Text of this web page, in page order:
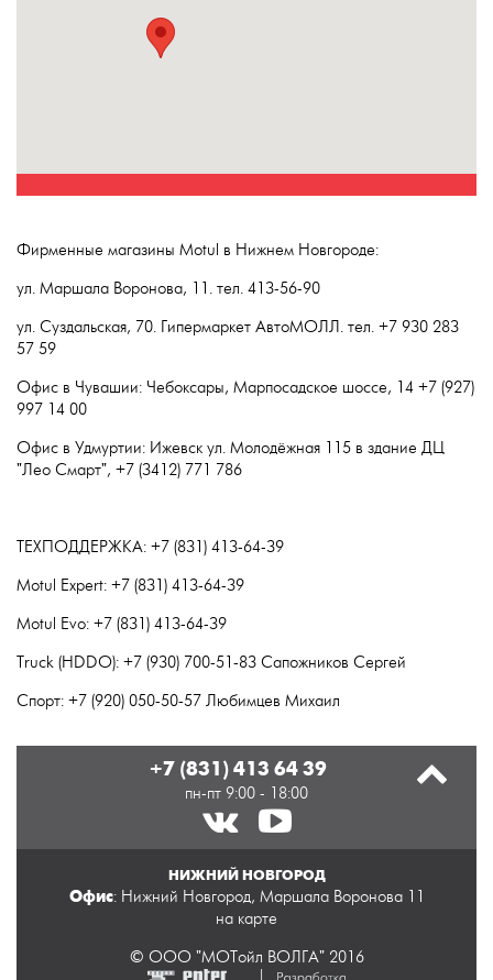
Фирменные магазины Motul в Нижнем Новгороде:
ул. Маршала Воронова, 11. тел. 413-56-90
ул. Суздальская, 70. Гипермаркет АвтоМОЛЛ. тел. +7 930 283
57 59
Офис в Чувашии: Чебоксары, Марпосадское шоссе, 14 +7 (927)
997 14 00
Офис в Удмуртии: Ижевск ул. Молодёжная 115 в здание ДЦ
"Лео Смарт", +7 (3412) 771 786
ТЕХПОДДЕРЖКА: +7 (831) 413-64-39
Motul Expert: +7 (831) 413-64-39
Motul Evo: +7 (831) 413-64-39
Truck (HDDO): +7 (930) 700-51-83 Сапожников Сергей
Спорт: +7 (920) 050-50-57 Любимцев Михаил
+7 (831) 413 64 39
пн-пт 9:00 - 18:00
НИЖНИЙ НОВГОРОД
Офис: Нижний Новгород, Маршала Воронова 11
на карте
© ООО "МОТойл ВОЛГА" 2016